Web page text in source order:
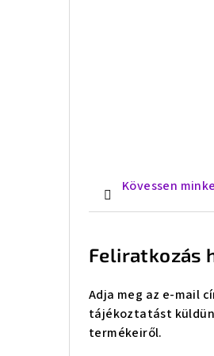
Kövessen
Feliratkozás
Adja meg az e-mail
tájékoztatást
termékeiről.